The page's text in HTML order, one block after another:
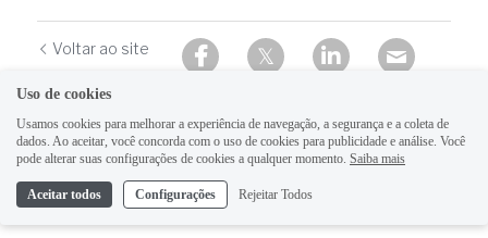
Voltar ao site
Uso de cookies
Usamos cookies para melhorar a experiência de navegação, a segurança e a coleta de
dados. Ao aceitar, você concorda com o uso de cookies para publicidade e análise. Você
pode alterar suas configurações de cookies a qualquer momento. Saiba mais
Aceitar todos Configurações Rejeitar Todos